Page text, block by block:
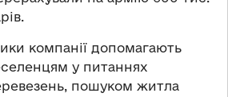
компанії допомагають
у питаннях
пошуком житла